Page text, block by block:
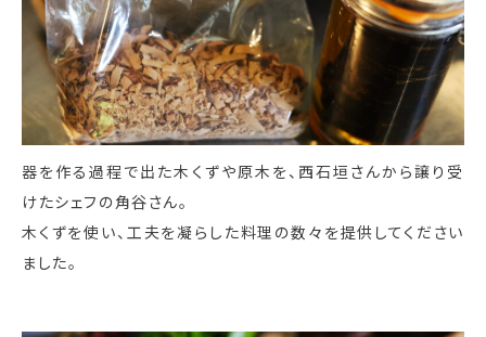
器を作る過程で出た木くずや原木を、西石垣さんから譲り受
けたシェフの角谷さん。
木くずを使い、工夫を凝らした料理の数々を提供してください
ました。